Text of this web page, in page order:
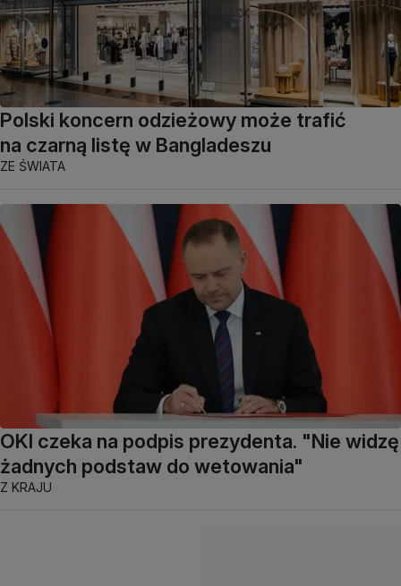
Polski koncern odzieżowy może trafić
na czarną listę w Bangladeszu
ZE ŚWIATA
OKI czeka na podpis prezydenta. "Nie widzę
żadnych podstaw do wetowania"
Z KRAJU